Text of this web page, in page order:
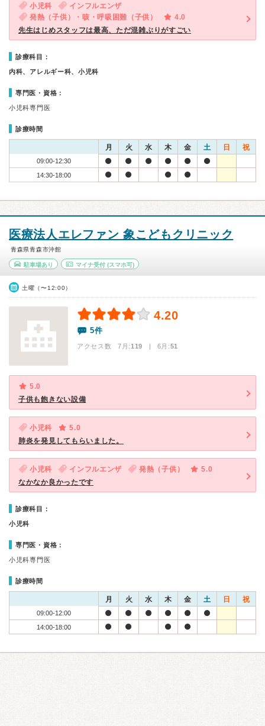
小児科
インフルエンザ
発熱（子供）・咳・呼吸困難（子供）
4.0
先生はじめスタッフは最高、ただ混雑ぶりがすごい
診療科目：
内科、アレルギー科、小児科
専門医・資格：
小児科専門医
診療時間
月 火 水 木 金 土 日 祝
09:00-12:30
14:30-18:00
医療法人エレファン 象こどもクリニック
青森県青森市沖館
駐車場あり マイナ受付(スマホ可)
土曜（〜12:00）
4.20
5件
アクセス数 7月:119 | 6月:51
5.0
子供も飽きない設備
小児科
5.0
肺炎を発見してもらいました。
小児科 インフルエンザ 発熱（子供）
5.0
なかなか良かったです
診療科目：
小児科
専門医・資格：
小児科専門医
診療時間
月 火 水 木 金 土 日 祝
09:00-12:00
14:00-18:00